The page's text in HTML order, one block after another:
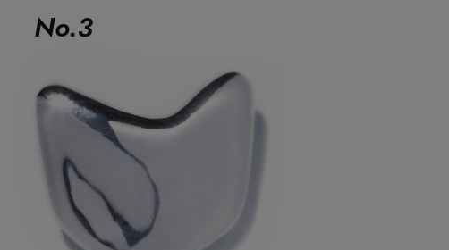
主役級ニットが揃う「シーエフシーエル」
の
POP UPがスタート
No.3